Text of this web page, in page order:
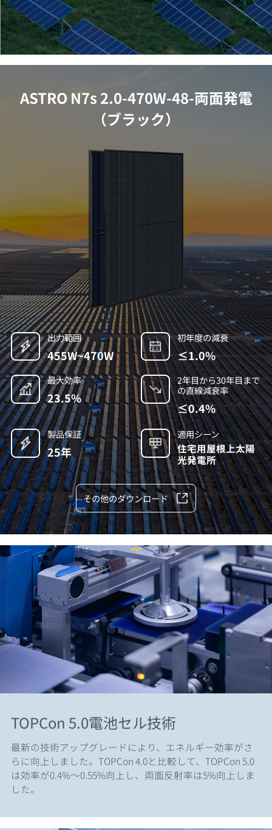
ASTRO N7s 2.0-470W-48-両面発電
（ブラック）
出力範囲
455W~470W
最大効率
23.5%
製品保証
25年
初年度の減衰
≤1.0%
2年目から30年目まで
の直線減衰率
≤0.4%
適用シーン
住宅用屋根上太陽
光発電所
その他のダウンロード
TOPCon 5.0電池セル技術
最新の技術アップグレードにより、エネルギー効率がさ
らに向上しました。TOPCon 4.0と比較して、TOPCon 5.0
は効率が0.4%～0.55%向上し、両面反射率は5%向上しま
した。